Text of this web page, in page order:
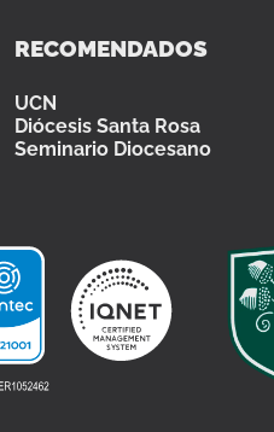
RECOMENDADOS
UCN
Diócesis Santa Rosa
Seminario Diocesano